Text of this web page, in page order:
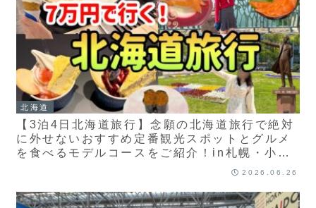
北海道
【3泊4日北海道旅行】念願の北海道旅行で絶対
に外せないおすすめ定番観光スポットとグルメ
を食べるモデルコースをご紹介！in札幌・小
2026.06.26